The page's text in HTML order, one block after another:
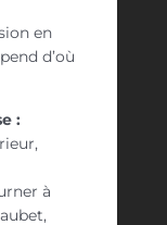
en
d’où
:
à